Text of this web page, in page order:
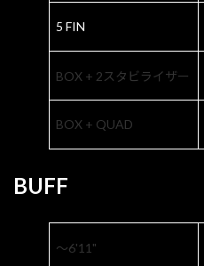
5 FIN
BOX + 2スタビライザー
BOX + QUAD
BUFF
〜6'11"